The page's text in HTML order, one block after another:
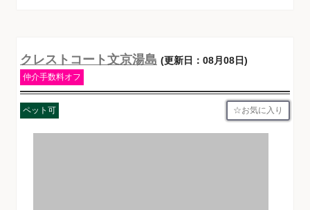
クレストコート文京湯島 (更新日：08月08日)
仲介手数料オフ
ペット可 お気に入り